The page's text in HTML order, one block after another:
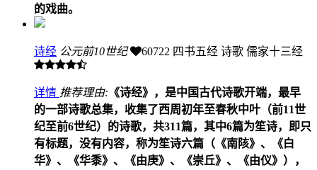
的戏曲。
诗经 公元前10世纪 60722 四书五经 诗歌 儒家十三经
详情 推荐理由: 《诗经》，是中国古代诗歌开端，最早
的一部诗歌总集，收集了西周初年至春秋中叶（前11世
纪至前6世纪）的诗歌，共311篇，其中6篇为笙诗，即只
有标题，没有内容，称为笙诗六篇（《南陔》、《白
华》、《华黍》、《由庚》、《崇丘》、《由仪》），